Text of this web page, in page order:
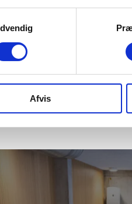
Afvis
Fysiofit & Test